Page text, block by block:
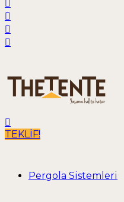
TEKLİF!
Pergola Sistemleri